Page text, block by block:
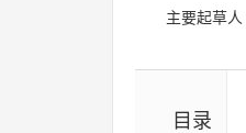
主要起草人
目录